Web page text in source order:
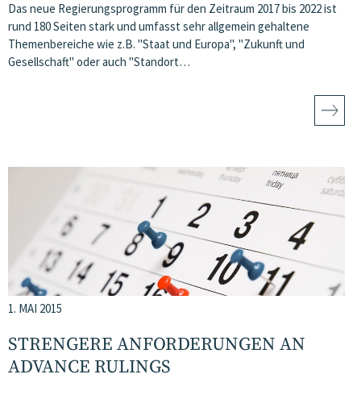
Das neue Regierungsprogramm für den Zeitraum 2017 bis 2022 ist
rund 180 Seiten stark und umfasst sehr allgemein gehaltene
Themenbereiche wie z.B. "Staat und Europa", "Zukunft und
Gesellschaft" oder auch "Standort…
1. MAI 2015
STRENGERE ANFORDERUNGEN AN
ADVANCE RULINGS